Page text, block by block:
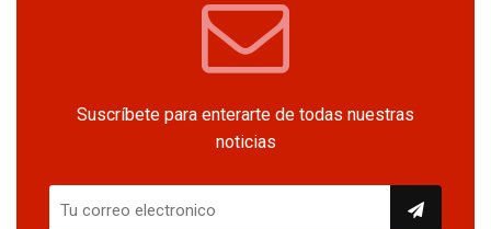
Suscríbete para enterarte de todas nuestras
noticias